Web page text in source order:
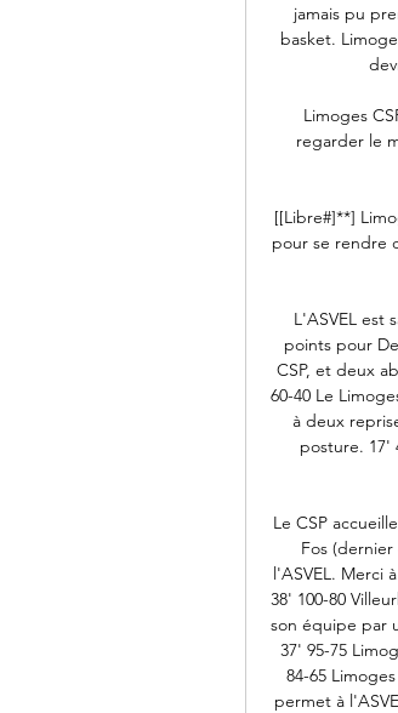
jamais pu
basket.
Limoges
regarder le
[[Libre#]**]
pour se rendre
L'ASVEL est
points pour
CSP, et deux
60-40 Le
à deux
posture. 17'
Le CSP
Fos
l'ASVEL. Merci
38' 100-80
son équipe par
37' 95-75
84-65
permet à